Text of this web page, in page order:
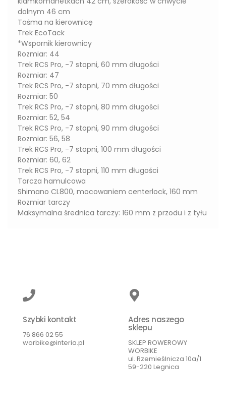
dolnym 46 cm
Taśma na kierownicę
Trek EcoTack
*Wspornik kierownicy
Rozmiar: 44
Trek RCS Pro, -7 stopni, 60 mm długości
Rozmiar: 47
Trek RCS Pro, -7 stopni, 70 mm długości
Rozmiar: 50
Trek RCS Pro, -7 stopni, 80 mm długości
Rozmiar: 52, 54
Trek RCS Pro, -7 stopni, 90 mm długości
Rozmiar: 56, 58
Trek RCS Pro, -7 stopni, 100 mm długości
Rozmiar: 60, 62
Trek RCS Pro, -7 stopni, 110 mm długości
Tarcza hamulcowa
Shimano CL800, mocowaniem centerlock, 160 mm
Rozmiar tarczy
Maksymalna średnica tarczy: 160 mm z przodu i z tyłu
Szybki kontakt
76 866 02 55
worbike@interia.pl
Adres naszego
sklepu
SKLEP ROWEROWY
WORBIKE
ul. Rzemieślnicza 10a/1
59-220 Legnica